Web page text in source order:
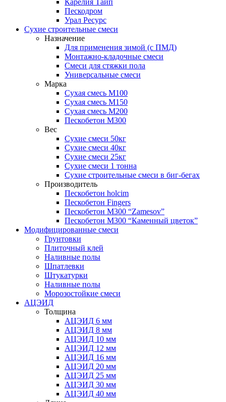
Карелия Тайп
Пескодром
Урал Ресурс
Сухие строительные смеси
Назначение
Для применения зимой (с ПМД)
Монтажно-кладочные смеси
Смеси для стяжки пола
Универсальные смеси
Марка
Сухая смесь М100
Сухая смесь М150
Сухая смесь М200
Пескобетон М300
Вес
Сухие смеси 50кг
Сухие смеси 40кг
Сухие смеси 25кг
Сухие смеси 1 тонна
Сухие строительные смеси в биг-бегах
Производитель
Пескобетон holcim
Пескобетон Fingers
Пескобетон М300 “Zamesov”
Пескобетон М300 “Каменный цветок”
Модифицированные смеси
Грунтовки
Плиточный клей
Наливные полы
Шпатлевки
Штукатурки
Наливные полы
Морозостойкие смеси
АЦЭИД
Толщина
АЦЭИД 6 мм
АЦЭИД 8 мм
АЦЭИД 10 мм
АЦЭИД 12 мм
АЦЭИД 16 мм
АЦЭИД 20 мм
АЦЭИД 25 мм
АЦЭИД 30 мм
АЦЭИД 40 мм